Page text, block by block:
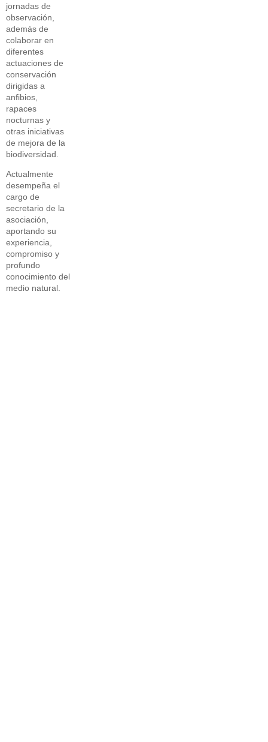
jornadas de
observación,
además de
colaborar en
diferentes
actuaciones de
conservación
dirigidas a
anfibios,
rapaces
nocturnas y
otras iniciativas
de mejora de la
biodiversidad.
Actualmente
desempeña el
cargo de
secretario de la
asociación,
aportando su
experiencia,
compromiso y
profundo
conocimiento del
medio natural.